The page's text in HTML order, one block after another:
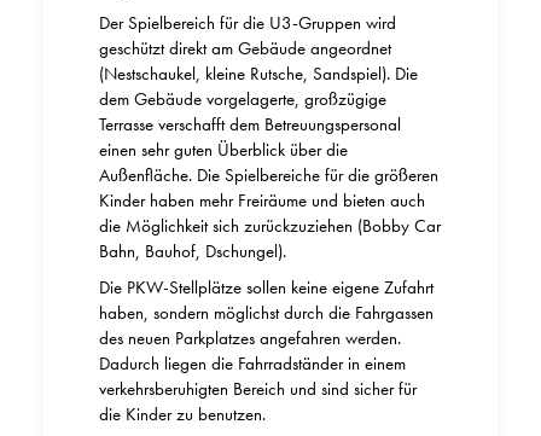
Der Spielbereich für die U3-Gruppen wird
geschützt direkt am Gebäude angeordnet
(Nestschaukel, kleine Rutsche, Sandspiel). Die
dem Gebäude vorgelagerte, großzügige
Terrasse verschafft dem Betreuungspersonal
einen sehr guten Überblick über die
Außenfläche. Die Spielbereiche für die größeren
Kinder haben mehr Freiräume und bieten auch
die Möglichkeit sich zurückzuziehen (Bobby Car
Bahn, Bauhof, Dschungel).
Die PKW-Stellplätze sollen keine eigene Zufahrt
haben, sondern möglichst durch die Fahrgassen
des neuen Parkplatzes angefahren werden.
Dadurch liegen die Fahrradständer in einem
verkehrsberuhigten Bereich und sind sicher für
die Kinder zu benutzen.